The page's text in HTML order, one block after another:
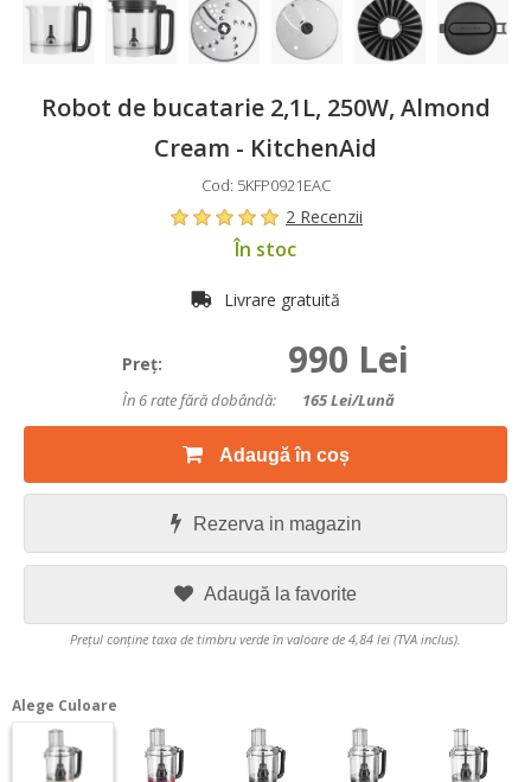
Robot de bucatarie 2,1L, 250W, Almond
Cream - KitchenAid
Cod: 5KFP0921EAC
2 Recenzii
În stoc
Livrare gratuită
Preţ: 990 Lei
În 6 rate fără dobândă: 165Lei/lună
Adaugă în coș
Rezerva in magazin
Adaugă la favorite
Prețul conține taxa de timbru verde în valoare de 4,84 lei (TVA inclus).
Alege Culoare